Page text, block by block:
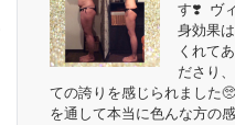
す❣️ ヴ
身効果
くれて
ださり
ての誇りを感じられました
を通して本当に色んな方の